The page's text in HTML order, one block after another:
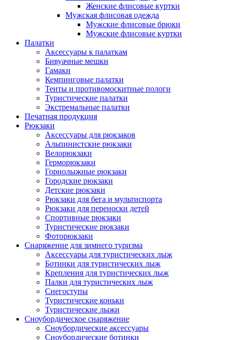
Женские флисовые куртки
Мужская флисовая одежда
Мужские флисовые брюки
Мужские флисовые куртки
Палатки
Аксессуары к палаткам
Бивуачные мешки
Гамаки
Кемпинговые палатки
Тенты и противомоскитные пологи
Туристические палатки
Экстремальные палатки
Печатная продукция
Рюкзаки
Аксессуары для рюкзаков
Альпинистские рюкзаки
Велорюкзаки
Герморюкзаки
Горнолыжные рюкзаки
Городские рюкзаки
Детские рюкзаки
Рюкзаки для бега и мультиспорта
Рюкзаки для переноски детей
Спортивные рюкзаки
Туристические рюкзаки
Фоторюкзаки
Снаряжение для зимнего туризма
Аксессуары для туристических лыж
Ботинки для туристических лыж
Крепления для туристических лыж
Палки для туристических лыж
Снегоступы
Туристические коньки
Туристические лыжи
Сноубордическое снаряжение
Сноубордические аксессуары
Сноубордические ботинки